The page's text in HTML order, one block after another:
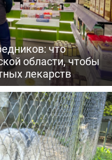
что
области, чтобы
лекарств